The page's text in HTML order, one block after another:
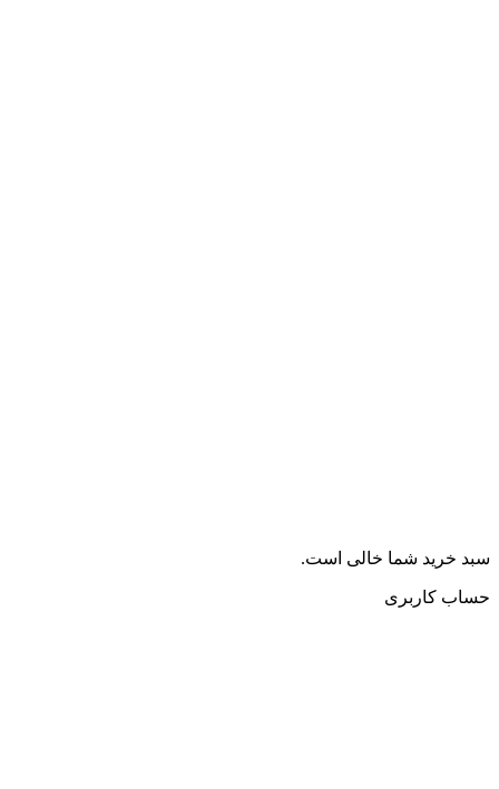
سبد خرید شما خالی است.
حساب کاربری